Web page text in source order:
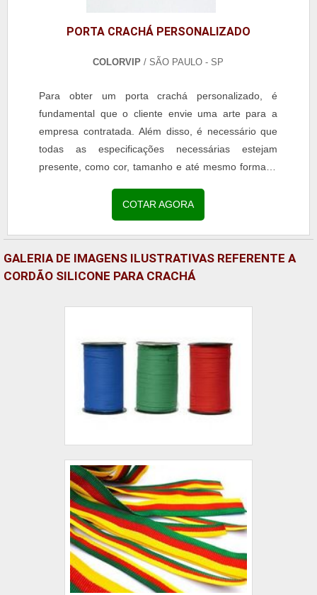
PORTA CRACHÁ PERSONALIZADO
COLORVIP / SÃO PAULO - SP
Para obter um porta crachá personalizado, é
fundamental que o cliente envie uma arte para a
empresa contratada. Além disso, é necessário que
todas as especificações necessárias estejam
presente, como cor, tamanho e até mesmo formato.
personalizado é uma das melhores maneiras de
causar maior visibilidade para a empresa que faz o
uso, pois ele pode contar com a presença de uma
cordinha e ficar pendurado no pescoço dos
colaboradores, até mesmo quando eles .
COTAR AGORA
GALERIA DE IMAGENS ILUSTRATIVAS REFERENTE A
CORDÃO SILICONE PARA CRACHÁ